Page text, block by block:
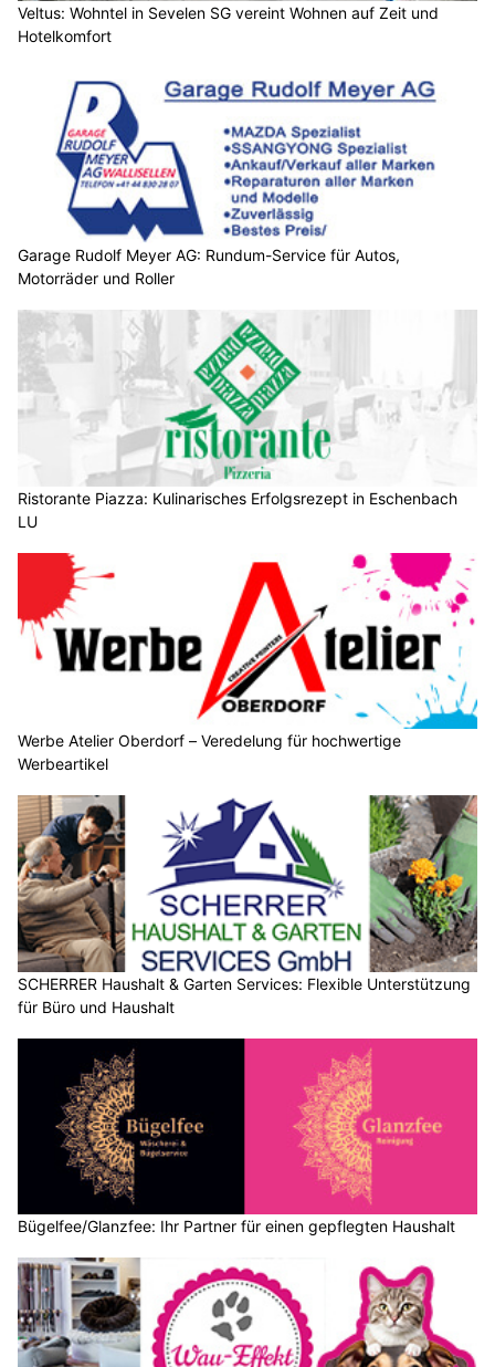
Veltus: Wohntel in Sevelen SG vereint Wohnen auf Zeit und
Hotelkomfort
Garage Rudolf Meyer AG: Rundum-Service für Autos,
Motorräder und Roller
Ristorante Piazza: Kulinarisches Erfolgsrezept in Eschenbach
LU
Werbe Atelier Oberdorf – Veredelung für hochwertige
Werbeartikel
SCHERRER Haushalt & Garten Services: Flexible Unterstützung
für Büro und Haushalt
Bügelfee/Glanzfee: Ihr Partner für einen gepflegten Haushalt